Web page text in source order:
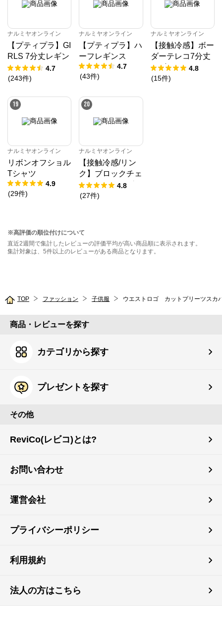
ナルミヤオンライン
【プティプラ】GI
RLS 7分丈レギン
ス
4.7
(243件)
ナルミヤオンライン
【プティプラ】ハ
ーフレギンス
4.7
(43件)
ナルミヤオンライン
【接触冷感】ボー
ダーテレコ7分丈
レギンス
4.8
(15件)
19
ナルミヤオンライン
リボンオフショル
Tシャツ
4.9
(29件)
20
ナルミヤオンライン
【接触冷感/リン
ク】ブロックチェ
ックドッキングT
シャツ
4.8
(27件)
※高評価の順位付けについて
直近2週間で集計したレビューの評価平均が高い商品順に表示されます。
集計対象は、5件以上のレビューがある商品となります。
TOP ファッション 子供服 ウエストロゴ カットプリーツスカ
商品・レビューを探す
カテゴリから探す
プレゼントを探す
その他
ReviCo(レビコ)とは?
お問い合わせ
運営会社
プライバシーポリシー
利用規約
法人の方はこちら